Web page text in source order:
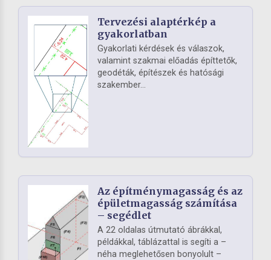
Tervezési alaptérkép a
gyakorlatban
Gyakorlati kérdések és válaszok,
valamint szakmai előadás építtetők,
geodéták, építészek és hatósági
szakember...
Az építménymagasság és az
épületmagasság számítása
– segédlet
A 22 oldalas útmutató ábrákkal,
példákkal, táblázattal is segíti a –
néha meglehetősen bonyolult –